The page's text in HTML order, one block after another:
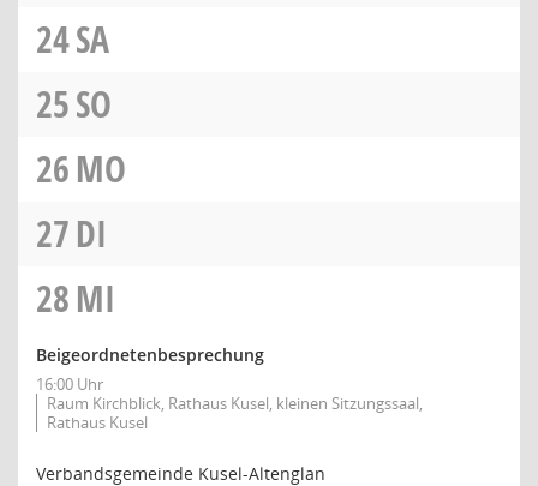
24SA
25SO
26MO
27DI
28MI
Beigeordnetenbesprechung
16:00 Uhr
Raum Kirchblick, Rathaus Kusel, kleinen Sitzungssaal,
Rathaus Kusel
Verbandsgemeinde Kusel-Altenglan